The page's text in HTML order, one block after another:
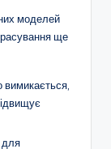
моделей
ще
вимикається,
для